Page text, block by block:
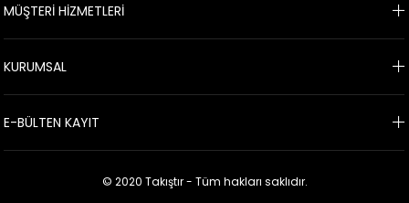
MÜŞTERİ HİZMETLERİ
KURUMSAL
E-BÜLTEN KAYIT
© 2020 Takıştır - Tüm hakları saklıdır.